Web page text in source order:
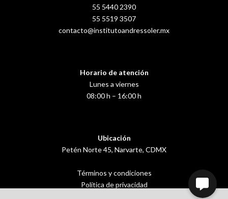
55 5440 2390
55 5519 3507
contacto@institutoandressoler.mx
Horario de atención
Lunes a viernes
08:00 h – 16:00 h
Ubicación
Petén Norte 45, Narvarte, CDMX
Términos y condiciones
Política de privacidad